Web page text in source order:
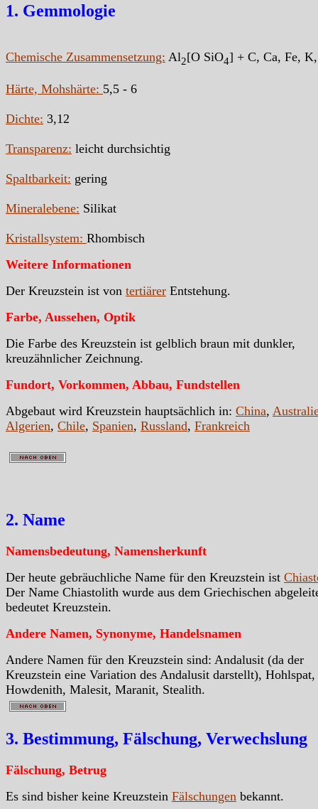
1. Gemmologie
Chemische Zusammensetzung: Al2[O SiO4] + C, Ca, Fe,
Härte, Mohshärte: 5,5 - 6
Dichte: 3,12
Transparenz: leicht durchsichtig
Spaltbarkeit: gering
Mineralebene: Silikat
Kristallsystem: Rhombisch
Weitere Informationen
Der Kreuzstein ist von tertiärer Entstehung.
Farbe, Aussehen, Optik
Die Farbe des Kreuzstein ist gelblich braun mit dunkler,
kreuzähnlicher Zeichnung.
Fundort, Vorkommen, Abbau, Fundstellen
Abgebaut wird Kreuzstein hauptsächlich in: China,
Algerien, Chile, Spanien, Russland, Frankreich
2. Name
Namensbedeutung, Namensherkunft
Der heute gebräuchliche Name für den Kreuzstein ist
Der Name Chiastolith wurde aus dem Griechischen
bedeutet Kreuzstein.
Andere Namen, Synonyme, Handelsnamen
Andere Namen für den Kreuzstein sind: Andalusit (da der
Kreuzstein eine Variation des Andalusit darstellt), Hohlspat,
Howdenith, Malesit, Maranit, Stealith.
3. Bestimmung, Fälschung, Verwechslung
Fälschung, Betrug
Es sind bisher keine Kreuzstein Fälschungen bekannt.